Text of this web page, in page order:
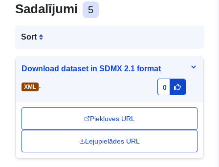
Sadalījumi 5
Sort
Download dataset in SDMX 2.1 format
XML - 0
Piekļuves URL
Lejupielādes URL